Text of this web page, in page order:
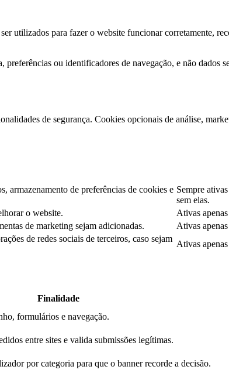
utilizados para fazer o website funcionar corretamente,
ou identificadores de navegação, e não dados
de segurança. Cookies opcionais de análise,
armazenamento de preferências de cookies e Sempre
sem elas.
o website.
Ativas
de marketing sejam adicionadas.
Ativas
de redes sociais de terceiros, caso sejam
Ativas
Finalidade
formulários e navegação.
entre sites e valida submissões legítimas.
por categoria para que o banner recorde a decisão.